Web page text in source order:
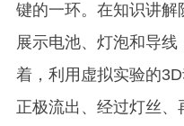
键的一环。在知识讲
展示电池、灯泡和导
着，利用虚拟实验的
正极流出、经过灯丝